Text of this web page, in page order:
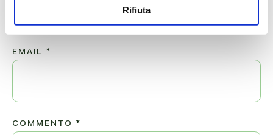
Rifiuta
COMMENTO *
EMAIL *